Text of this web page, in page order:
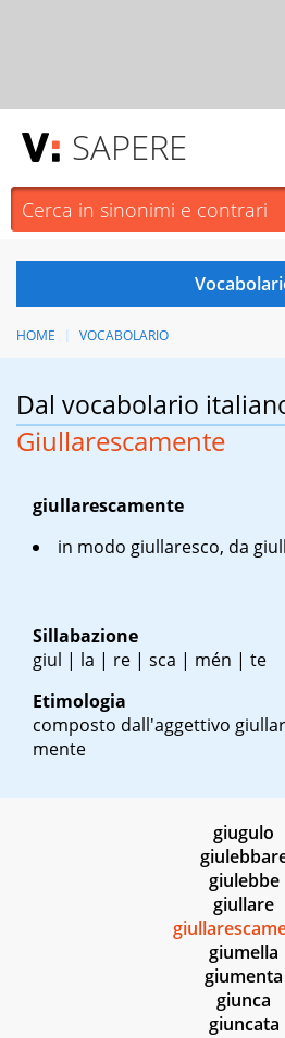
SAPERE
HOME VOCABOLARIO
Dal vocabolario
Giullarescamente
giullarescamente
in modo giullaresco, da
Sillabazione
giul | la | re | sca | mén | te
Etimologia
composto dall'aggettivo
mente
giugulo
giulebbe
giullare
giumella
giumenta
giunca
giuncata